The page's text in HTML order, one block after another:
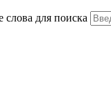
для поиска